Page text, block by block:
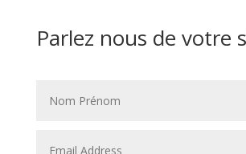
Parlez nous de votre